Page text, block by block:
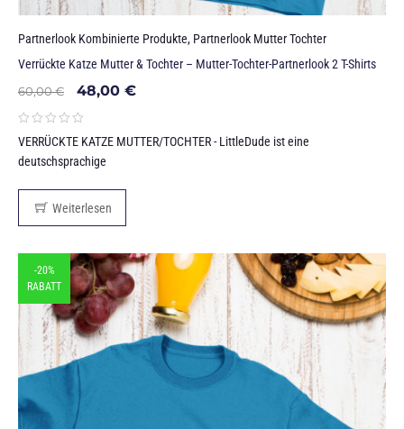
Partnerlook Kombinierte Produkte, Partnerlook Mutter Tochter
Verrückte Katze Mutter & Tochter – Mutter-Tochter-Partnerlook 2 T-Shirts
60,00€ 48,00 €
VERRÜCKTE KATZE MUTTER/TOCHTER - LittleDude ist eine
deutschsprachige
Weiterlesen
-20%
RABATT